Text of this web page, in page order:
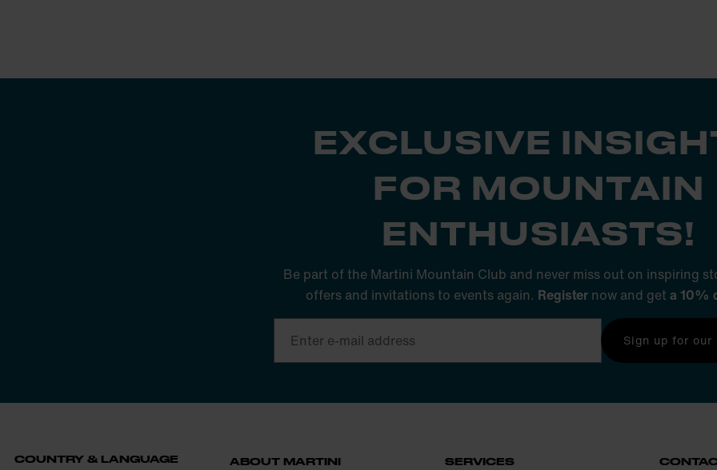
EXCLUSIVE
FOR MOUNTAIN
ENTHUSIASTS!
Be part of the Martini Mountain Club and never miss out on inspiring
offers and invitations to events again. Registernow and get a 10%
Sign up for
COUNTRY & LANGUAGE
ABOUT MARTINI
SERVICES